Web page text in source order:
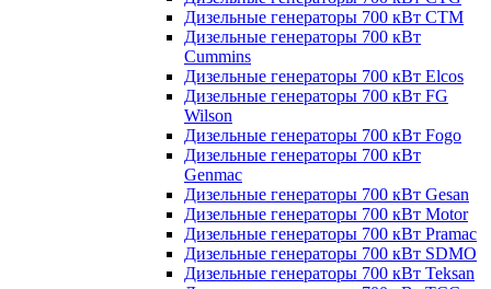
Дизельные генераторы 700 кВт CTM
Дизельные генераторы 700 кВт
Cummins
Дизельные генераторы 700 кВт Elcos
Дизельные генераторы 700 кВт FG
Wilson
Дизельные генераторы 700 кВт Fogo
Дизельные генераторы 700 кВт
Genmac
Дизельные генераторы 700 кВт Gesan
Дизельные генераторы 700 кВт Motor
Дизельные генераторы 700 кВт Pramac
Дизельные генераторы 700 кВт SDMO
Дизельные генераторы 700 кВт Teksan